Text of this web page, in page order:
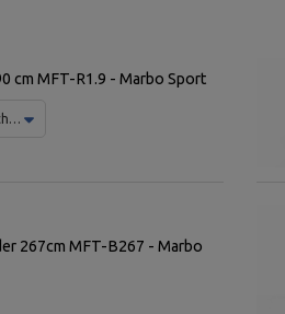
cm MFT-R1.9 - Marbo Sport
267cm MFT-B267 - Marbo